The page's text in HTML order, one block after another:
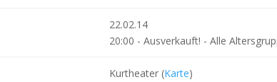
22.02.14
20:00 - Ausverkauft! - Alle
Kurtheater (Karte)